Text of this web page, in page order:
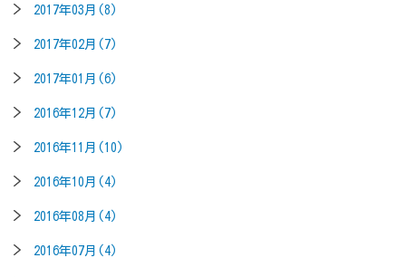
2017年03月(8)
2017年02月(7)
2017年01月(6)
2016年12月(7)
2016年11月(10)
2016年10月(4)
2016年08月(4)
2016年07月(4)